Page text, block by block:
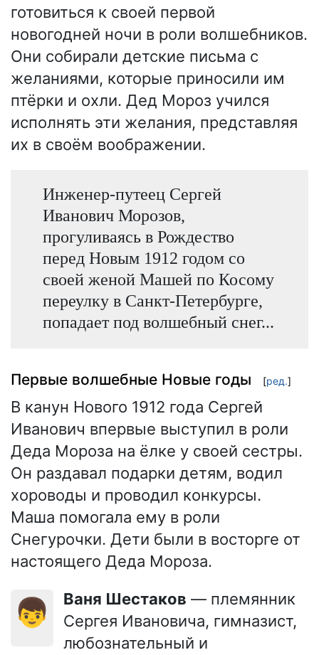
готовиться к своей первой
новогодней ночи в роли волшебников.
Они собирали детские письма с
желаниями, которые приносили им
птёрки и охли. Дед Мороз учился
исполнять эти желания, представляя
их в своём воображении.
Инженер-путеец Сергей
Иванович Морозов,
прогуливаясь в Рождество
перед Новым 1912 годом со
своей женой Машей по Косому
переулку в Санкт-Петербурге,
попадает под волшебный снег...
Первые волшебные Новые годы [ред.]
В канун Нового 1912 года Сергей
Иванович впервые выступил в роли
Деда Мороза на ёлке у своей сестры.
Он раздавал подарки детям, водил
хороводы и проводил конкурсы.
Маша помогала ему в роли
Снегурочки. Дети были в восторге от
настоящего Деда Мороза.
👦 Ваня Шестаков — племянник
Сергея Ивановича, гимназист,
любознательный и